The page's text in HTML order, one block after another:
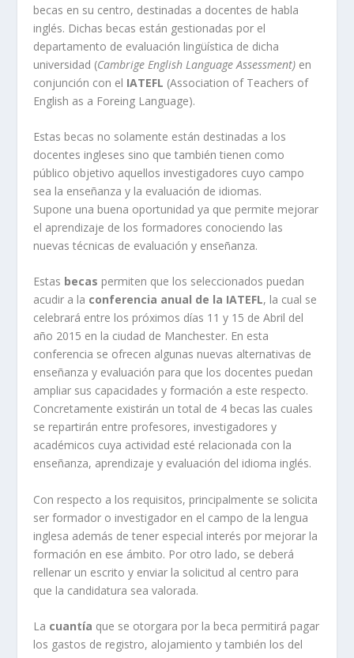
becas en su centro, destinadas a docentes de habla
inglés. Dichas becas están gestionadas por el
departamento de evaluación lingüística de dicha
universidad (Cambrige English Language Assessment) en
conjunción con el IATEFL (Association of Teachers of
English as a Foreing Language).
Estas becas no solamente están destinadas a los
docentes ingleses sino que también tienen como
público objetivo aquellos investigadores cuyo campo
sea la enseñanza y la evaluación de idiomas.
Supone una buena oportunidad ya que permite mejorar
el aprendizaje de los formadores conociendo las
nuevas técnicas de evaluación y enseñanza.
Estas becas permiten que los seleccionados puedan
acudir a la conferencia anual de la IATEFL, la cual se
celebrará entre los próximos días 11 y 15 de Abril del
año 2015 en la ciudad de Manchester. En esta
conferencia se ofrecen algunas nuevas alternativas de
enseñanza y evaluación para que los docentes puedan
ampliar sus capacidades y formación a este respecto.
Concretamente existirán un total de 4 becas las cuales
se repartirán entre profesores, investigadores y
académicos cuya actividad esté relacionada con la
enseñanza, aprendizaje y evaluación del idioma inglés.
Con respecto a los requisitos, principalmente se solicita
ser formador o investigador en el campo de la lengua
inglesa además de tener especial interés por mejorar la
formación en ese ámbito. Por otro lado, se deberá
rellenar un escrito y enviar la solicitud al centro para
que la candidatura sea valorada.
La cuantía que se otorgara por la beca permitirá pagar
los gastos de registro, alojamiento y también los del